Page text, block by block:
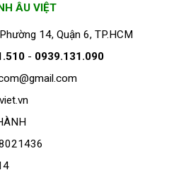
nhiều
biến
thể.
Các
chọn
ÂU VIỆT
14, Quận 6, TP.HCM
- 0939.131.090